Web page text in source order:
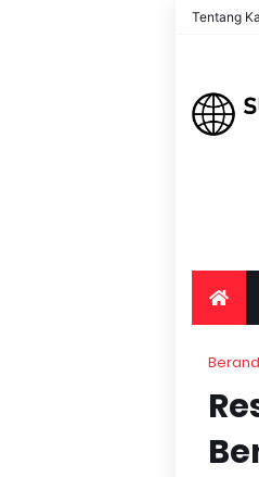
Tentang